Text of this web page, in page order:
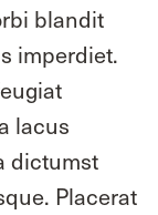
blandit
imperdiet.
lacus
dictumst
Placerat